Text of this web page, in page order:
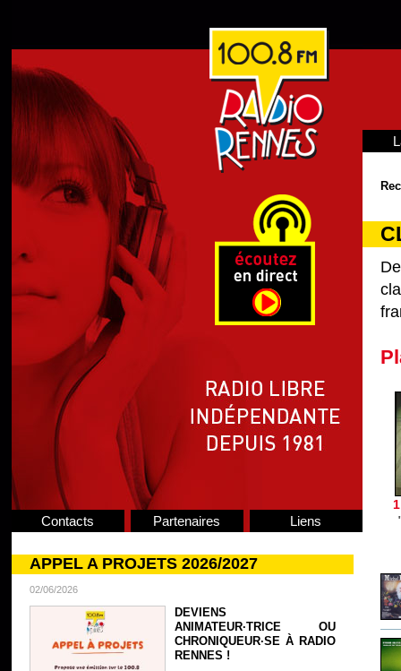
Contacts Partenaires Liens
APPEL A PROJETS 2026/2027
02/06/2026
DEVIENS
ANIMATEUR·TRICE OU
CHRONIQUEUR·SE À RADIO
RENNES !